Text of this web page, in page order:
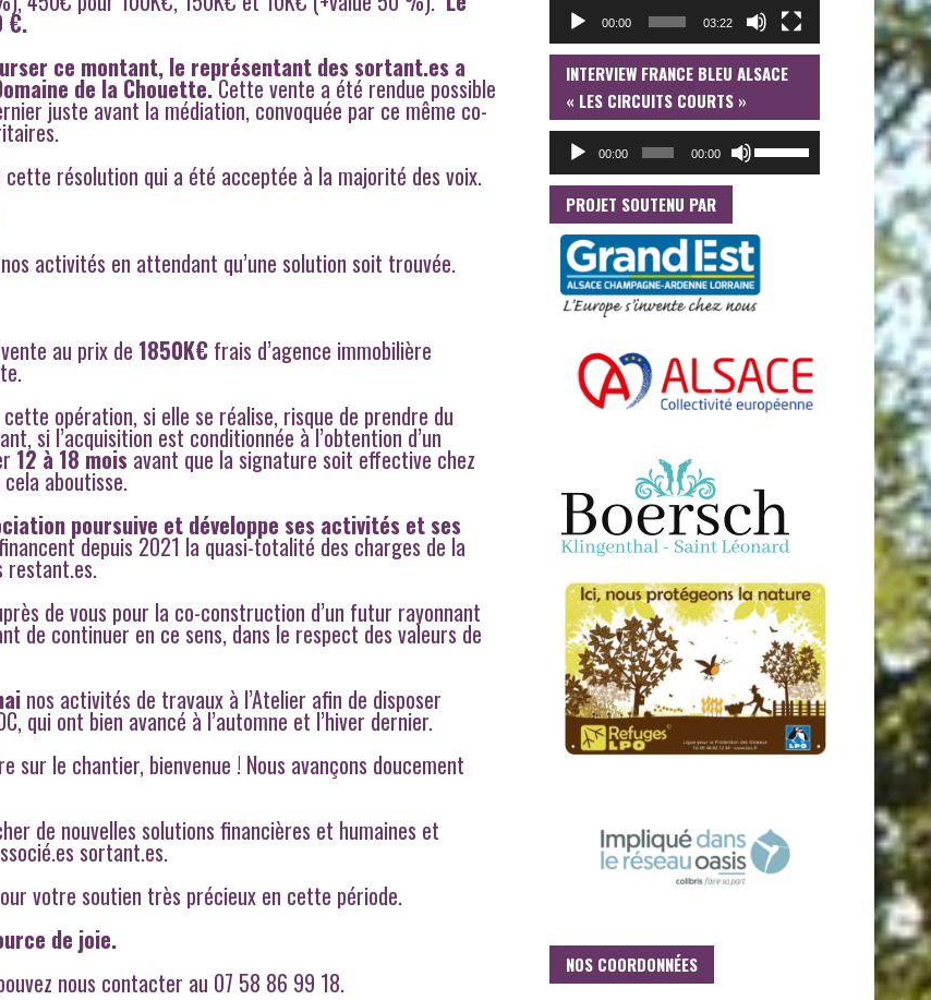
€.
ce montant, le représentant des sortant.es a
de la Chouette.Cette vente a été rendue possible
juste avant la médiation, convoquée par ce même co-
résolution qui a été acceptée à la majorité des voix.
activités en attendant qu’une solution soit trouvée.
au prix de 1850K€frais d’agence immobilière
opération, si elle se réalise, risque de prendre du
si l’acquisition est conditionnée à l’obtention d’un
12 à 18 moisavant que la signature soit effective chez
aboutisse.
poursuive et développe ses activités et ses
depuis 2021 la quasi-totalité des charges de la
restant.es.
de vous pour la co-construction d’un futur rayonnant
de continuer en ce sens, dans le respect des valeurs de
nos activités de travaux à l’Atelier afin de disposer
qui ont bien avancé à l’automne et l’hiver dernier.
sur le chantier, bienvenue ! Nous avançons doucement
de nouvelles solutions financières et humaines et
sortant.es.
votre soutien très précieux en cette période.
de joie.
nous contacter au 07 58 86 99 18.
00:00 03:22
INTERVIEW FRANCE BLEU ALSACE
« LES CIRCUITS COURTS »
LECTEUR
00:00 00:00
LES
FLÈCHES
AUGMENTER
OU
DIMINUER
LE
VOLUME.
PROJET SOUTENU PAR
NOS COORDONNÉES